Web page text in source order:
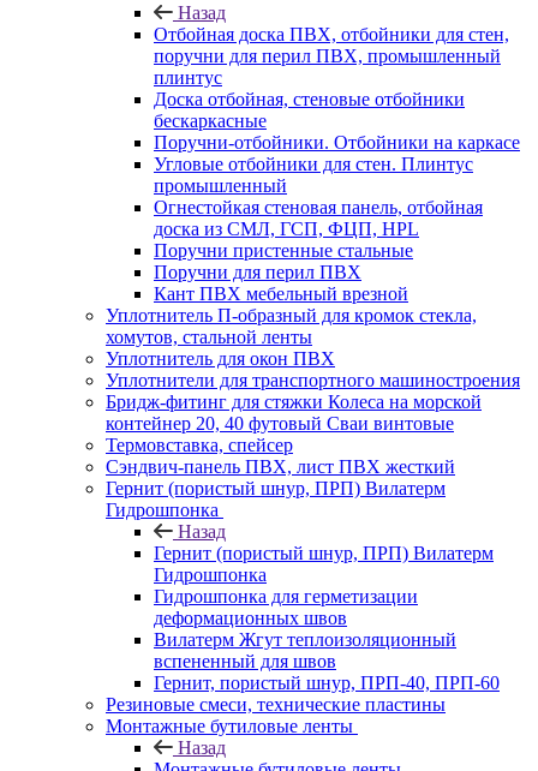
Назад
Отбойная доска ПВХ, отбойники для стен,
поручни для перил ПВХ, промышленный
плинтус
Доска отбойная, стеновые отбойники
бескаркасные
Поручни-отбойники. Отбойники на каркасе
Угловые отбойники для стен. Плинтус
промышленный
Огнестойкая стеновая панель, отбойная
доска из СМЛ, ГСП, ФЦП, HPL
Поручни пристенные стальные
Поручни для перил ПВХ
Кант ПВХ мебельный врезной
Уплотнитель П-образный для кромок стекла,
хомутов, стальной ленты
Уплотнитель для окон ПВХ
Уплотнители для транспортного машиностроения
Бридж-фитинг для стяжки Колеса на морской
контейнер 20, 40 футовый Сваи винтовые
Термовставка, спейсер
Сэндвич-панель ПВХ, лист ПВХ жесткий
Гернит (пористый шнур, ПРП) Вилатерм
Гидрошпонка
Назад
Гернит (пористый шнур, ПРП) Вилатерм
Гидрошпонка
Гидрошпонка для герметизации
деформационных швов
Вилатерм Жгут теплоизоляционный
вспененный для швов
Гернит, пористый шнур, ПРП-40, ПРП-60
Резиновые смеси, технические пластины
Монтажные бутиловые ленты
Назад